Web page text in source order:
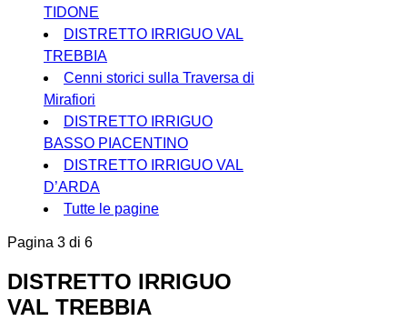
TIDONE
DISTRETTO IRRIGUO VAL
TREBBIA
Cenni storici sulla Traversa di
Mirafiori
DISTRETTO IRRIGUO
BASSO PIACENTINO
DISTRETTO IRRIGUO VAL
D’ARDA
Tutte le pagine
Pagina 3 di 6
DISTRETTO IRRIGUO
VAL TREBBIA